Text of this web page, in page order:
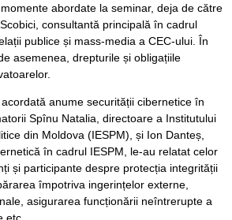
abordate la seminar, deja de către
consultantă principală în cadrul
publice și mass-media a CEC-ului. În
asemenea, drepturile și obligațiile
anume securității cibernetice în
Spînu Natalia, directoare a Institutului
din Moldova (IESPM), și Ion Danteș,
în cadrul IESPM, le-au relatat celor
și participante despre protecția integrității
împotriva ingerințelor externe,
asigurarea funcționării neîntrerupte a